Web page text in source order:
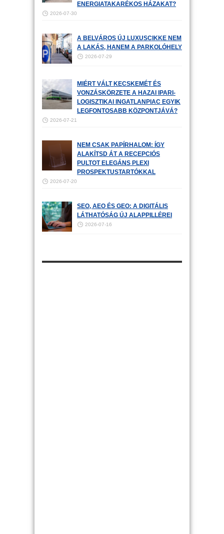
ENERGIATAKARÉKOS HÁZAKAT?
2026-07-30
A BELVÁROS ÚJ LUXUSCIKKE NEM
A LAKÁS, HANEM A PARKOLÓHELY
2026-07-29
MIÉRT VÁLT KECSKEMÉT ÉS
VONZÁSKÖRZETE A HAZAI IPARI-
LOGISZTIKAI INGATLANPIAC EGYIK
LEGFONTOSABB KÖZPONTJÁVÁ?
2026-07-21
NEM CSAK PAPÍRHALOM: ÍGY
ALAKÍTSD ÁT A RECEPCIÓS
PULTOT ELEGÁNS PLEXI
PROSPEKTUSTARTÓKKAL
2026-07-20
SEO, AEO ÉS GEO: A DIGITÁLIS
LÁTHATÓSÁG ÚJ ALAPPILLÉREI
2026-07-16